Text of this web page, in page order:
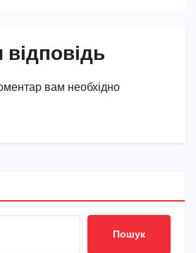
вам необхідно
Пошук